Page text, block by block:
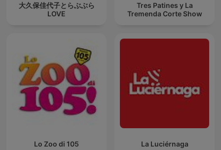
大久保佳代子とらぶぶら
LOVE
Tres Patines y La
Tremenda Corte Show
Lo Zoo di 105 La Luciérnaga